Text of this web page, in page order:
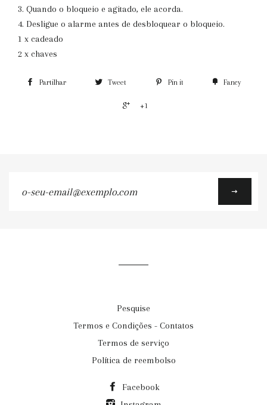
3. Quando o bloqueio e agitado, ele acorda.
4. Desligue o alarme antes de desbloquear o bloqueio.
1 x cadeado
2 x chaves
Partilhar Tweet Pin it Fancy
+1
Pesquise
Termos e Condições - Contatos
Termos de serviço
Política de reembolso
Facebook